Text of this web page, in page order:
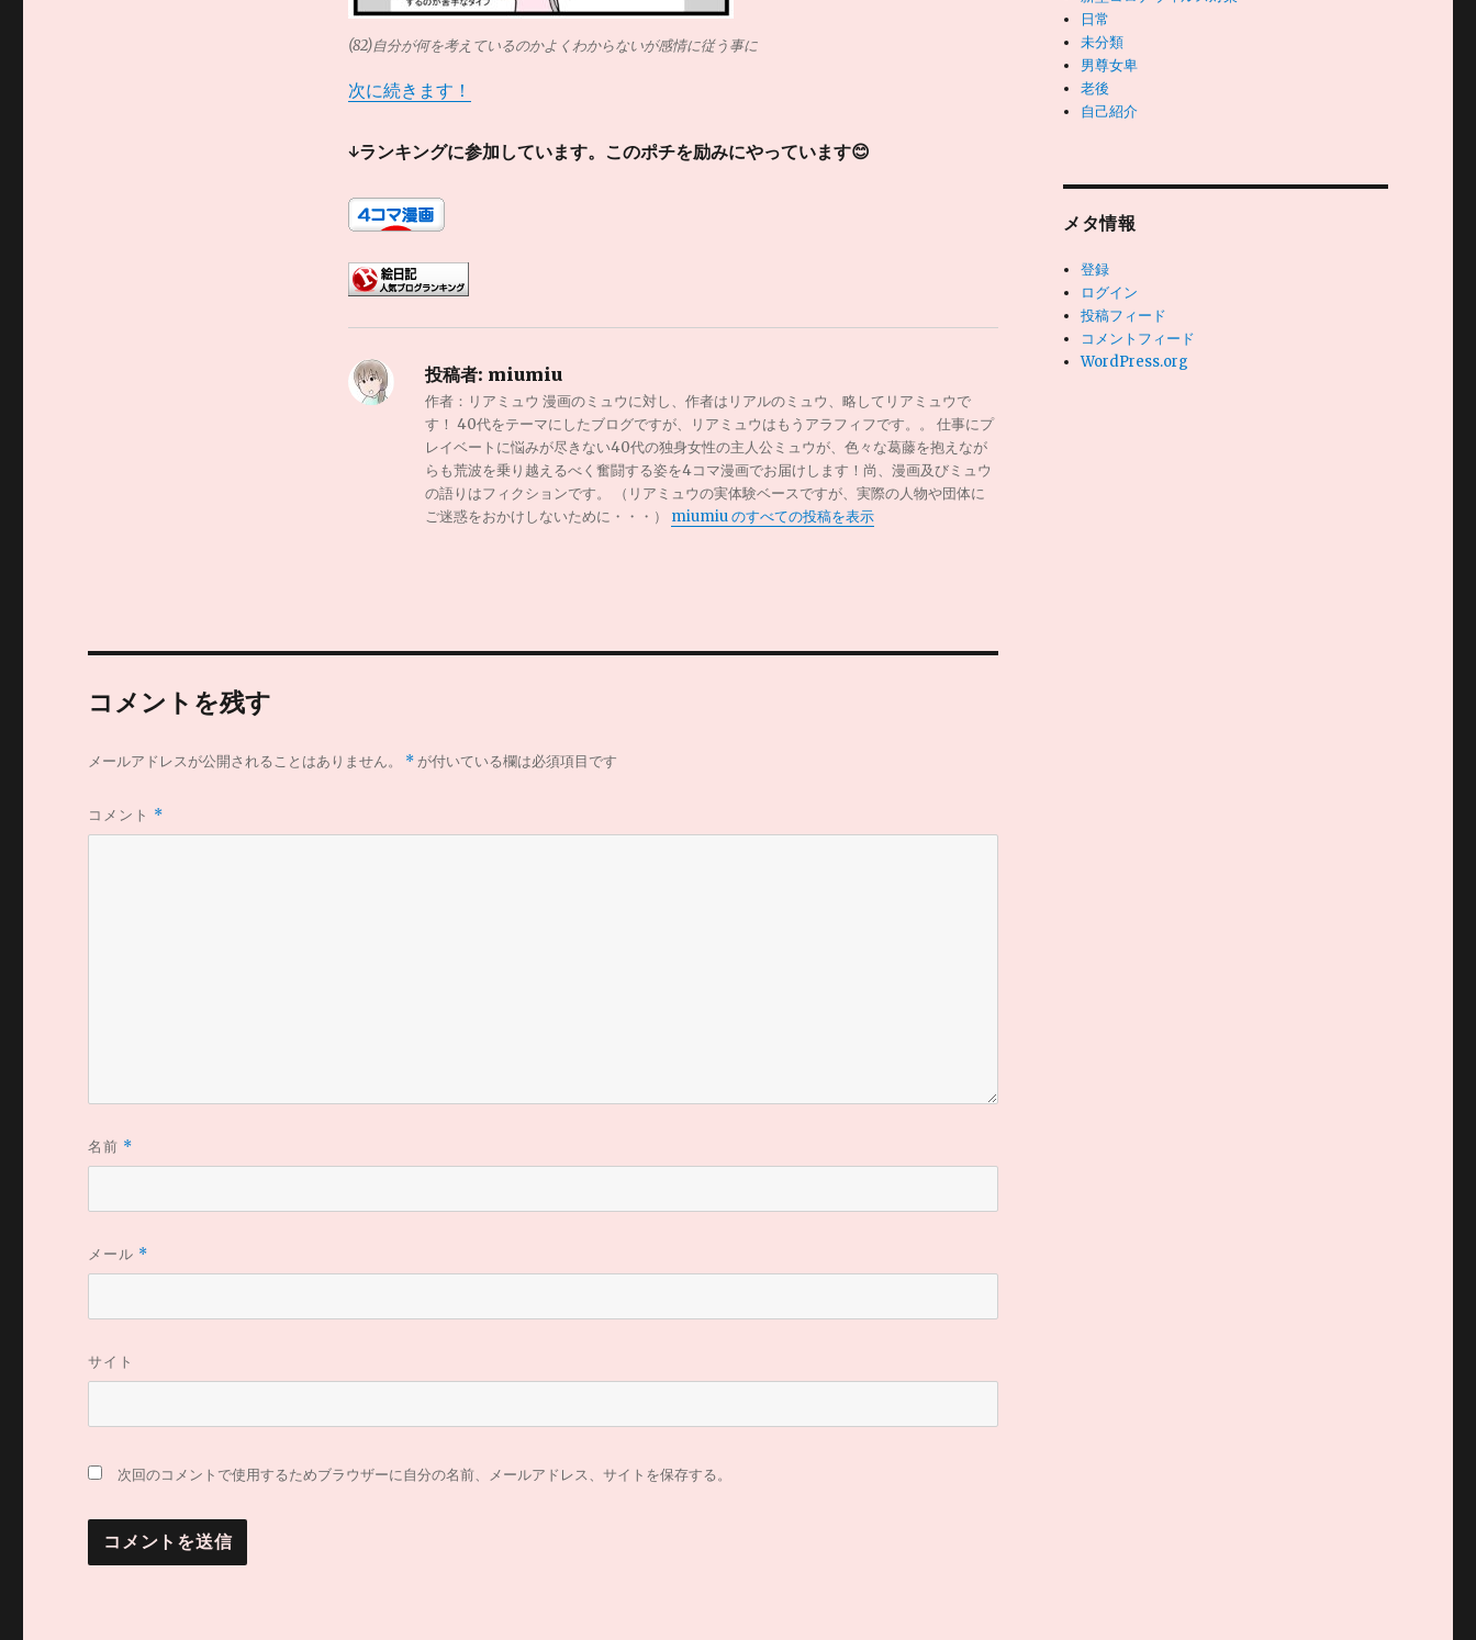
(82)自分が何を考えているのかよくわからないが感情に従う事に
次に続きます！
↓ランキングに参加しています。このポチを励みにやっています😊
投稿者: miumiu
作者：リアミュウ 漫画のミュウに対し、作者はリアルのミュウ、略してリアミュウで
す！ 40代をテーマにしたブログですが、リアミュウはもうアラフィフです。。 仕事にプ
レイベートに悩みが尽きない40代の独身女性の主人公ミュウが、色々な葛藤を抱えなが
らも荒波を乗り越えるべく奮闘する姿を4コマ漫画でお届けします！尚、漫画及びミュウ
の語りはフィクションです。 （リアミュウの実体験ベースですが、実際の人物や団体に
ご迷惑をおかけしないために・・・） miumiu のすべての投稿を表示
コメントを残す
メールアドレスが公開されることはありません。 * が付いている欄は必須項目です
コメント *
名前 *
メール *
サイト
次回のコメントで使用するためブラウザーに自分の名前、メールアドレス、サイトを保存する。
日常
未分類
男尊女卑
老後
自己紹介
メタ情報
登録
ログイン
投稿フィード
コメントフィード
WordPress.org